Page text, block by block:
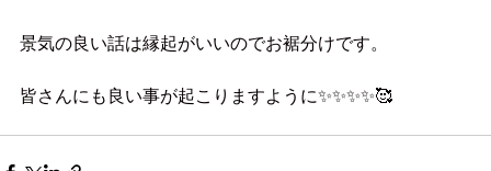
景気の良い話は縁起がいいのでお裾分けです。
皆さんにも良い事が起こりますように✨✨✨✨🥰